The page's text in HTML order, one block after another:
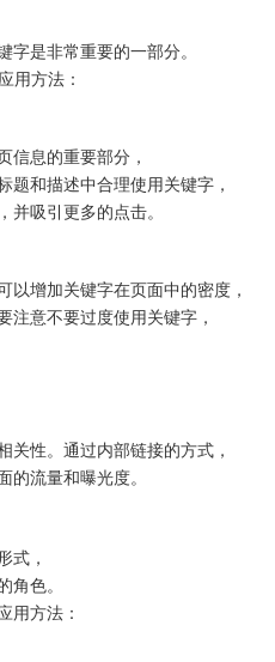
是非常重要的一部分。
用方法：
信息的重要部分，
题和描述中合理使用关键字，
吸引更多的点击。
增加关键字在页面中的密度，
注意不要过度使用关键字，
关性。通过内部链接的方式，
流量和曝光度。
式，
色。
用方法：